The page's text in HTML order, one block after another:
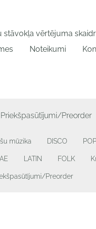
stāvokļa vērtējuma
Noteikumi
Priekšpasūtījumi/Preorder
mūzika DISCO
LATIN FOLK
Preorder